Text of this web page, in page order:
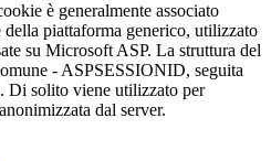
è generalmente associato
piattaforma generico, utilizzato
su Microsoft ASP. La struttura del
- ASPSESSIONID, seguita
Di solito viene utilizzato per
dal server.